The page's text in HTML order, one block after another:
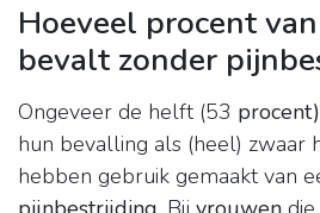
Hoeveel procent
bevalt zonder
Ongeveer de helft (53
hun bevalling als (heel) zwaar
hebben gebruik gemaakt van